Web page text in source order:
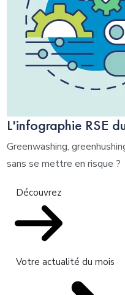
L'infographie RSE
Greenwashing,
sans se mettre en risque ?
Découvrez
Votre actualité du mois